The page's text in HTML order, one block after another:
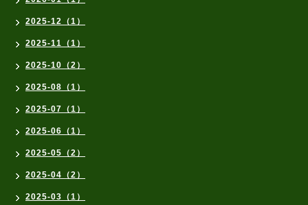
2025-12（1）
2025-11（1）
2025-10（2）
2025-08（1）
2025-07（1）
2025-06（1）
2025-05（2）
2025-04（2）
2025-03（1）